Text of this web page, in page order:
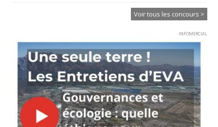
Voir tous les concours >
INFOMERCIAL